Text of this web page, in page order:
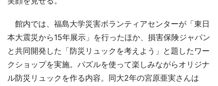
館内では、福島大学災害ボランティアセンターが「東日
本大震災から15年展示」を行ったほか、損害保険ジャパン
と共同開発した「防災リュックを考えよう」と題したワー
クショップを実施。パズルを使って楽しみながらオリジナ
ル防災リュックを作る内容。同大2年の宮原亜実さんは